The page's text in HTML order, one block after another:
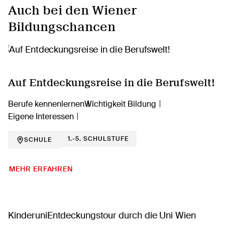
Auch bei den Wiener
Bildungschancen
Auf Entdeckungsreise in die Berufswelt!
Berufe kennenlernenWichtigkeit Bildung
Eigene Interessen
SCHULE 1.-5. SCHULSTUFE
MEHR ERFAHREN